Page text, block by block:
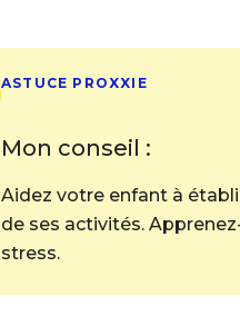
ASTUCE PROXXIE
Mon conseil :
Aidez votre enfant à
de ses activités.
stress.